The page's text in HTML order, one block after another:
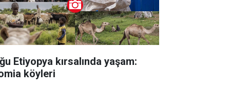
Etiyopya kırsalında yaşam:
köyleri